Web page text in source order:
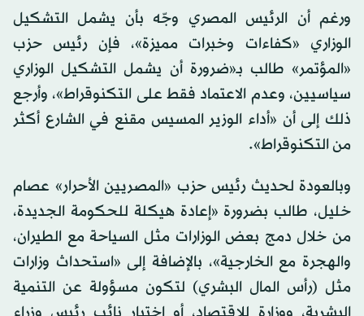
ورغم أن الرئيس المصري وجّه بأن يشمل التشكيل
الوزاري «كفاءات وخبرات مميزة»، فإن رئيس حزب
«المؤتمر» طالب بـ«ضرورة أن يشمل التشكيل الوزاري
سياسيين، وعدم الاعتماد فقط على التكنوقراط»، وأرجع
ذلك إلى أن «أداء الوزير المسيس مقنع في الشارع أكثر
من التكنوقراط».
وبالعودة لحديث رئيس حزب «المصريين الأحرار» عصام
خليل، طالب بضرورة «إعادة هيكلة للحكومة الجديدة،
من خلال دمج بعض الوزارات مثل السياحة مع الطيران،
والهجرة مع الخارجية»، بالإضافة إلى «استحداث وزارات
مثل (رأس المال البشري) لتكون مسؤولة عن التنمية